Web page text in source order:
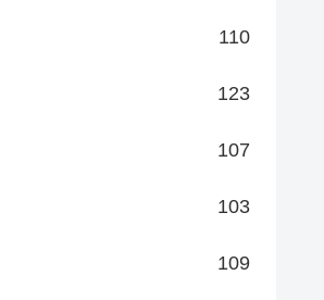
110
123
107
103
109